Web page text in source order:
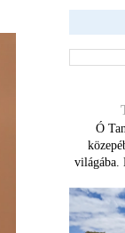
Ó
világába.